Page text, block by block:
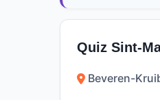
Quiz Sint-
Beveren-